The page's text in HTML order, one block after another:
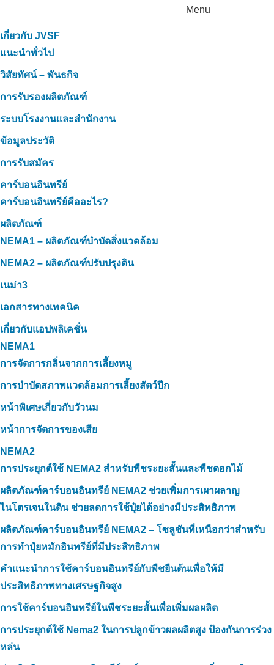
Menu
เกี่ยวกับ JVSF
แนะนำทั่วไป
วิสัยทัศน์ – พันธกิจ
การรับรองผลิตภัณฑ์
ระบบโรงงานและสำนักงาน
ข้อมูลประวัติ
การรับสมัคร
คาร์บอนอินทรีย์
คาร์บอนอินทรีย์คืออะไร?
ผลิตภัณฑ์
NEMA1 – ผลิตภัณฑ์บำบัดสิ่งแวดล้อม
NEMA2 – ผลิตภัณฑ์ปรับปรุงดิน
เนม่า3
เอกสารทางเทคนิค
เกี่ยวกับแอปพลิเคชั่น
NEMA1
การจัดการกลิ่นจากการเลี้ยงหมู
การบำบัดสภาพแวดล้อมการเลี้ยงสัตว์ปีก
หน้าพิเศษเกี่ยวกับวัวนม
หน้าการจัดการของเสีย
NEMA2
การประยุกต์ใช้ NEMA2 สำหรับพืชระยะสั้นและพืชดอกไม้
ผลิตภัณฑ์คาร์บอนอินทรีย์ NEMA2 ช่วยเพิ่มการเผาผลาญ
ไนโตรเจนในดิน ช่วยลดการใช้ปุ๋ยได้อย่างมีประสิทธิภาพ
ผลิตภัณฑ์คาร์บอนอินทรีย์ NEMA2 – โซลูชันที่เหนือกว่าสำหรับ
การทำปุ๋ยหมักอินทรีย์ที่มีประสิทธิภาพ
คำแนะนำการใช้คาร์บอนอินทรีย์กับพืชยืนต้นเพื่อให้มี
ประสิทธิภาพทางเศรษฐกิจสูง
การใช้คาร์บอนอินทรีย์ในพืชระยะสั้นเพื่อเพิ่มผลผลิต
การประยุกต์ใช้ Nema2 ในการปลูกข้าวผลผลิตสูง ป้องกันการร่วง
หล่น